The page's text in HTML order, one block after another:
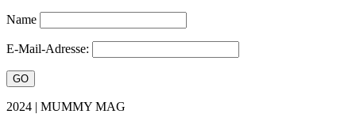
Name
E-Mail-Adresse:
2024 | MUMMY MAG